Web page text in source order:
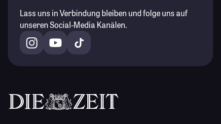
Lass uns in Verbindung bleiben und folge uns auf
unseren Social-Media Kanälen.